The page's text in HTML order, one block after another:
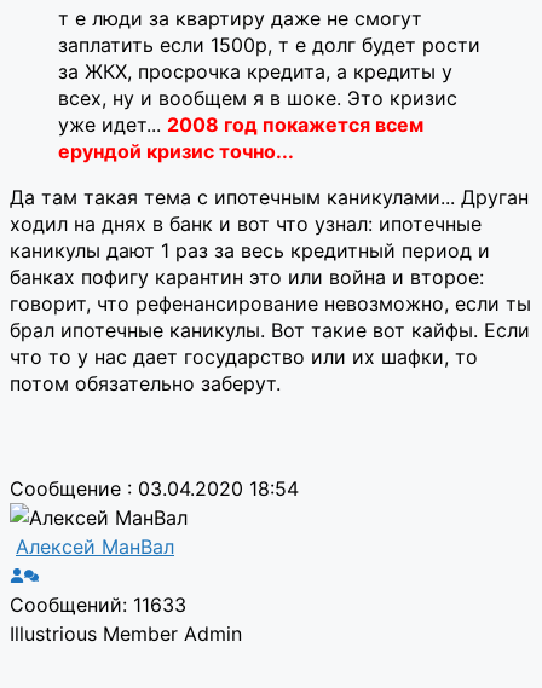
т е люди за квартиру даже не смогут
заплатить если 1500р, т е долг будет рости
за ЖКХ, просрочка кредита, а кредиты у
всех, ну и вообщем я в шоке. Это кризис
уже идет... 2008 год покажется всем
ерундой кризис точно...
Да там такая тема с ипотечным каникулами... Друган
ходил на днях в банк и вот что узнал: ипотечные
каникулы дают 1 раз за весь кредитный период и
банках пофигу карантин это или война и второе:
говорит, что рефенансирование невозможно, если ты
брал ипотечные каникулы. Вот такие вот кайфы. Если
что то у нас дает государство или их шафки, то
потом обязательно заберут.
Сообщение : 03.04.2020 18:54
Алексей МанВал
Сообщений: 11633
Illustrious Member Admin